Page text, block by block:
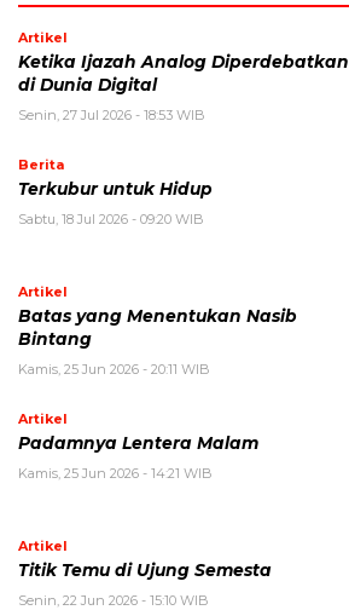
Artikel
Ketika Ijazah Analog Diperdebatkan
di Dunia Digital
Senin, 27 Jul 2026 - 18:53 WIB
Berita
Terkubur untuk Hidup
Sabtu, 18 Jul 2026 - 09:20 WIB
Artikel
Batas yang Menentukan Nasib
Bintang
Kamis, 25 Jun 2026 - 20:11 WIB
Artikel
Padamnya Lentera Malam
Kamis, 25 Jun 2026 - 14:21 WIB
Artikel
Titik Temu di Ujung Semesta
Senin, 22 Jun 2026 - 15:10 WIB